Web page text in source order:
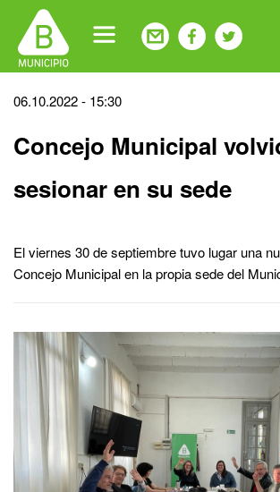
navigation
Back
top
06.10.2022 - 15:30
Concejo Municipal
sesionar en su sede
El viernes 30 de septiembre tuvo lugar una
Concejo Municipal en la propia sede del